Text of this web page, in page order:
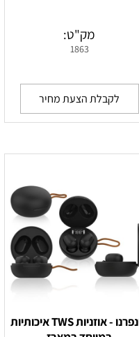
מק"ט:
1863
לקבלת הצעת מחיר
אינפרנו - אוזניות TWS איכותיות